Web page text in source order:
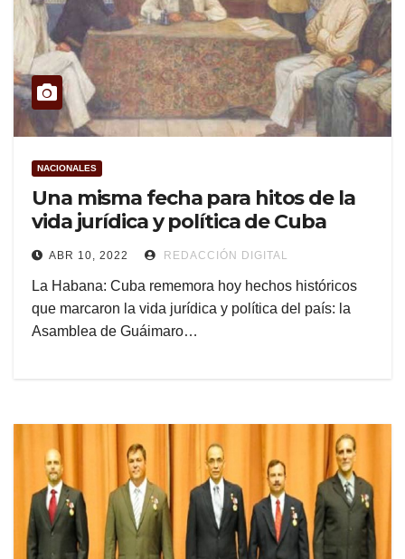
NACIONALES
Una misma fecha para hitos de la
vida jurídica y política de Cuba
ABR 10, 2022 REDACCIÓN DIGITAL
La Habana: Cuba rememora hoy hechos históricos
que marcaron la vida jurídica y política del país: la
Asamblea de Guáimaro…